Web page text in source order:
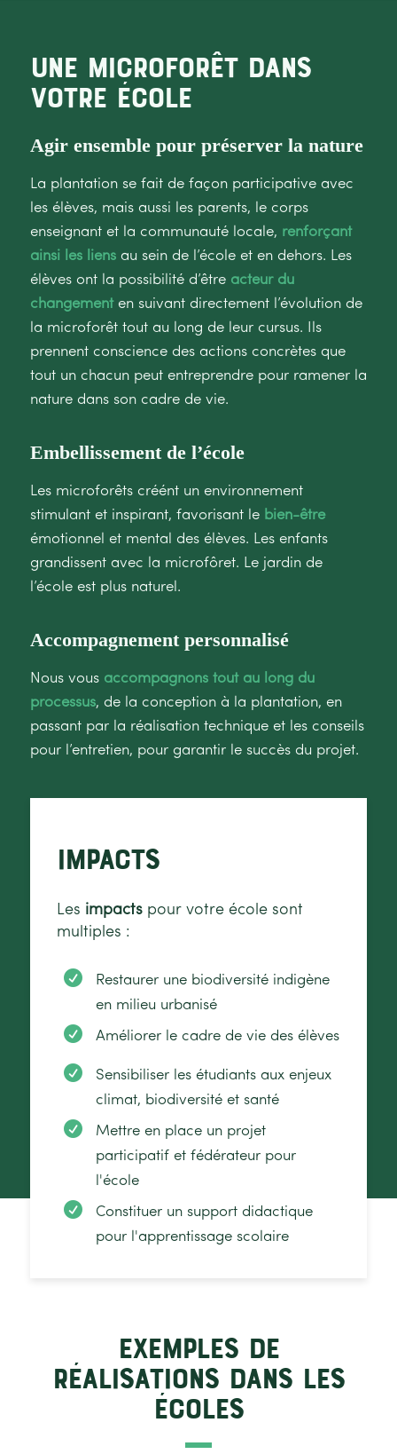
Une microforêt dans
votre école
Agir ensemble pour préserver la nature
La plantation se fait de façon participative avec
les élèves, mais aussi les parents, le corps
enseignant et la communauté locale, renforçant
ainsi les liensau sein de l’école et en dehors. Les
élèves ont la possibilité d’être acteur du
changementen suivant directement l’évolution de
la microforêt tout au long de leur cursus. Ils
prennent conscience des actions concrètes que
tout un chacun peut entreprendre pour ramener la
nature dans son cadre de vie.
Embellissement de l’école
Les microforêts créént un environnement
stimulant et inspirant, favorisant le bien-être
émotionnel et mental des élèves. Les enfants
grandissent avec la microfôret. Le jardin de
l’école est plus naturel.
Accompagnement personnalisé
Nous vous accompagnons tout au long du
processus, de la conception à la plantation, en
passant par la réalisation technique et les conseils
pour l’entretien, pour garantir le succès du projet.
Impacts
Les impactspour votre école sont
multiples :

Restaurer une biodiversité indigène
en milieu urbanisé
 Améliorer le cadre de vie des élèves

Sensibiliser les étudiants aux enjeux
climat, biodiversité et santé

Mettre en place un projet
participatif et fédérateur pour
l'école

Constituer un support didactique
pour l'apprentissage scolaire
Exemples de
réalisations dans les
écoles